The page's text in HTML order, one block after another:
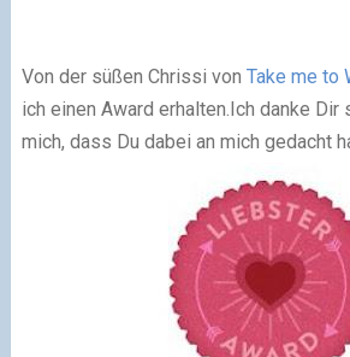
Von der süßen Chrissi von Take me to
ich einen Award erhalten.Ich danke Dir
mich, dass Du dabei an mich gedacht